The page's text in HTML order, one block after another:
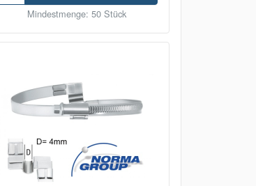
Mindestmenge: 50 Stück